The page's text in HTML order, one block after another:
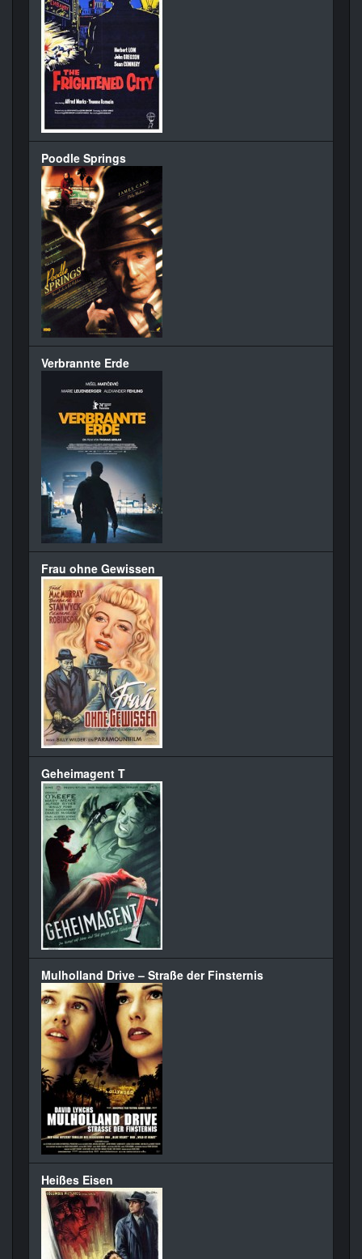
Poodle Springs
Verbrannte Erde
Frau ohne Gewissen
Geheimagent T
Mulholland Drive – Straße der Finsternis
Heißes Eisen